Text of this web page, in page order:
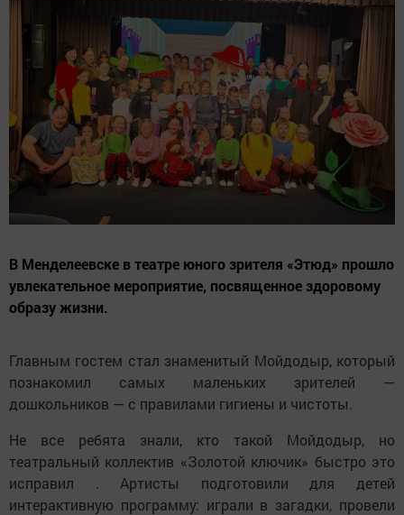
В Менделеевске в театре юного зрителя «Этюд» прошло
увлекательное мероприятие, посвященное здоровому
образу жизни.
Главным гостем стал знаменитый Мойдодыр, который
познакомил самых маленьких зрителей —
дошкольников — с правилами гигиены и чистоты.
Не все ребята знали, кто такой Мойдодыр, но
театральный коллектив «Золотой ключик» быстро это
исправил . Артисты подготовили для детей
интерактивную программу: играли в загадки, провели